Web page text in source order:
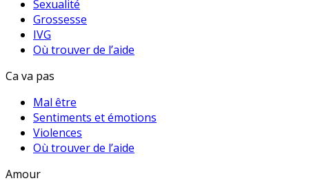
Sexualité
Grossesse
IVG
Où trouver de l’aide
Ca va pas
Mal être
Sentiments et émotions
Violences
Où trouver de l’aide
Amour